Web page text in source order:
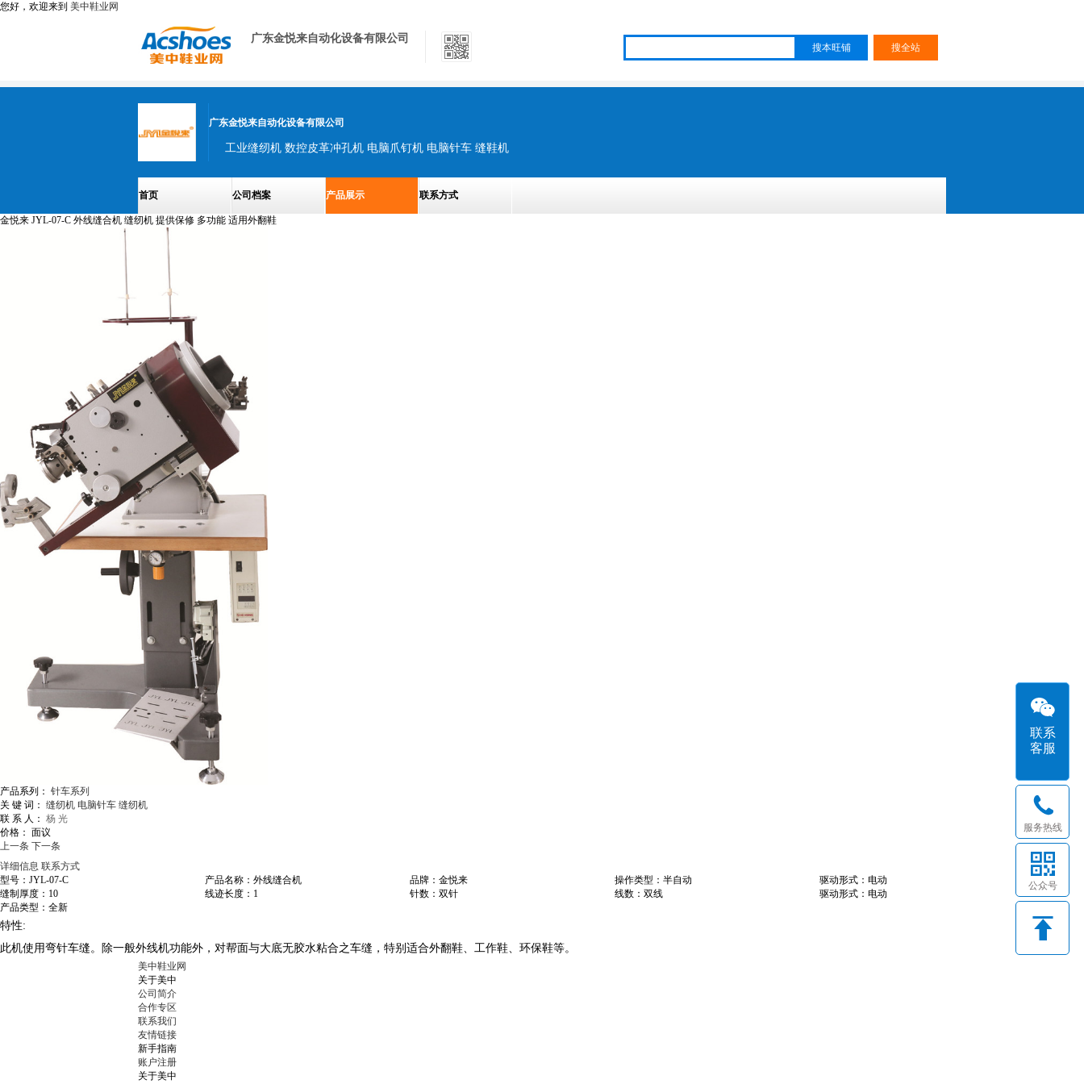
您好，欢迎来到 美中鞋业网
广东金悦来自动化设备有限公司
广东金悦来自动化设备有限公司
工业缝纫机 数控皮革冲孔机 电脑爪钉机 电脑针车 缝鞋机
首页 公司档案 产品展示 联系方式
金悦来 JYL-07-C 外线缝合机 缝纫机 提供保修 多功能 适用外翻鞋
产品系列： 针车系列
关 键 词： 缝纫机 电脑针车 缝纫机
联 系 人： 杨 光
价格： 面议
上一条 下一条
详细信息 联系方式
型号：JYL-07-C
产品名称：外线缝合机 品牌：金悦来 操作类型：半自动
驱动形式：电动
缝制厚度：10
线迹长度：1 针数：双针 线数：双线
驱动形式：电动
产品类型：全新
特性:
此机使用弯针车缝。除一般外线机功能外，对帮面与大底无胶水粘合之车缝，特别适合外翻鞋、工作鞋、环保鞋等。
美中鞋业网
关于美中
公司简介
合作专区
联系我们
友情链接
新手指南
账户注册
关于美中
联系
客服
服务热线
公众号